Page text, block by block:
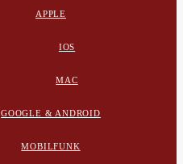
APPLE
IOS
MAC
GOOGLE & ANDROID
MOBILFUNK